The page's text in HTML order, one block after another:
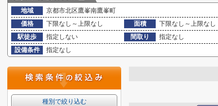
地域
京都市北区鷹峯南鷹峯町
価格
下限なし～上限なし 面積
下限なし～上限なし
駅徒歩
指定しない 間取り
指定なし
設備条件
指定なし
種別で絞り込む